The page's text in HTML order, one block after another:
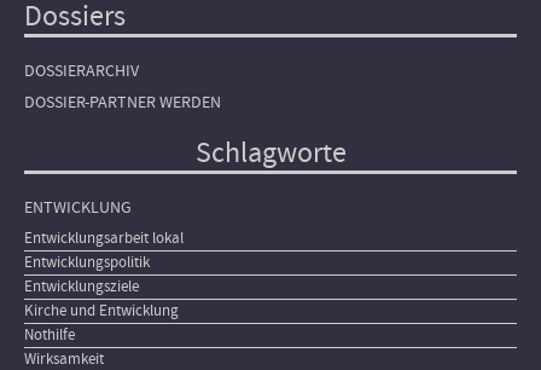
Dossiers
DOSSIERARCHIV
DOSSIER-PARTNER WERDEN
Schlagworte
ENTWICKLUNG
Entwicklungsarbeit lokal
Entwicklungspolitik
Entwicklungsziele
Kirche und Entwicklung
Nothilfe
Wirksamkeit